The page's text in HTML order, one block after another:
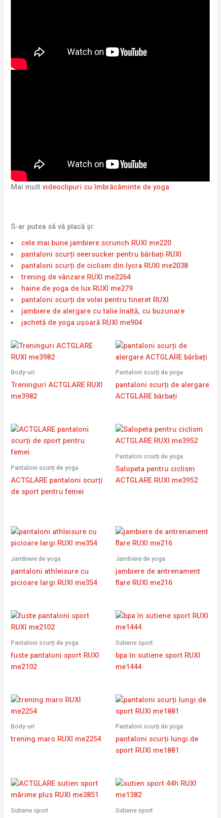
Mai multvideoclipuri cu îmbrăcăminte de yoga
S-ar putea să vă placă și:
cele mai bune jambiere scrunch RUXI me220
pantaloni scurți seersucker pentru bărbați RUXI
pantaloni scurți de ciclism din lycra RUXI me2038
trening de vânzare RUXI me2264
haine de yoga de lux RUXI me279
pantaloni scurți de volei pentru tineret RUXI
jambiere de alergare cu talie înaltă, cu buzunare
jachetă de yoga ușoară RUXI me904
Body-uri
Treninguri ACTGLARE RUXI
me3982
Pantaloni scurți de yoga
pantaloni scurți de alergare
ACTGLARE bărbați
Pantaloni scurți de yoga
ACTGLARE pantaloni scurți
de sport pentru femei
Pantaloni scurți de yoga
Salopeta pentru ciclism
ACTGLARE RUXI me3952
Jambiere de yoga
pantaloni athleisure cu
picioare largi RUXI me354
Jambiere de yoga
jambiere de antrenament
flare RUXI me216
Pantaloni scurți de yoga
fuste pantaloni sport RUXI
me2102
Sutiene sport
bpa în sutiene sport RUXI
me1444
Body-uri
trening maro RUXI me2254
Pantaloni scurți de yoga
pantaloni scurți lungi de
sport RUXI me1881
Sutiene sport Sutiene sport